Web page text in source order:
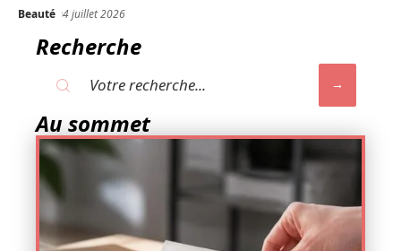
Beauté 4 juillet 2026
Recherche
Au sommet